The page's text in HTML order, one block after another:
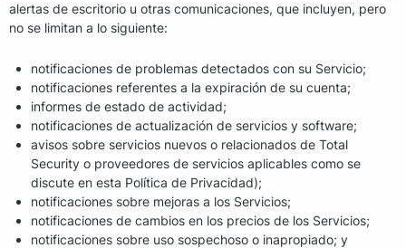
alertas de escritorio u otras comunicaciones, que incluyen, pero
no se limitan a lo siguiente:
notificaciones de problemas detectados con su Servicio;
notificaciones referentes a la expiración de su cuenta;
informes de estado de actividad;
notificaciones de actualización de servicios y software;
avisos sobre servicios nuevos o relacionados de Total
Security o proveedores de servicios aplicables como se
discute en esta Política de Privacidad);
notificaciones sobre mejoras a los Servicios;
notificaciones de cambios en los precios de los Servicios;
notificaciones sobre uso sospechoso o inapropiado; y